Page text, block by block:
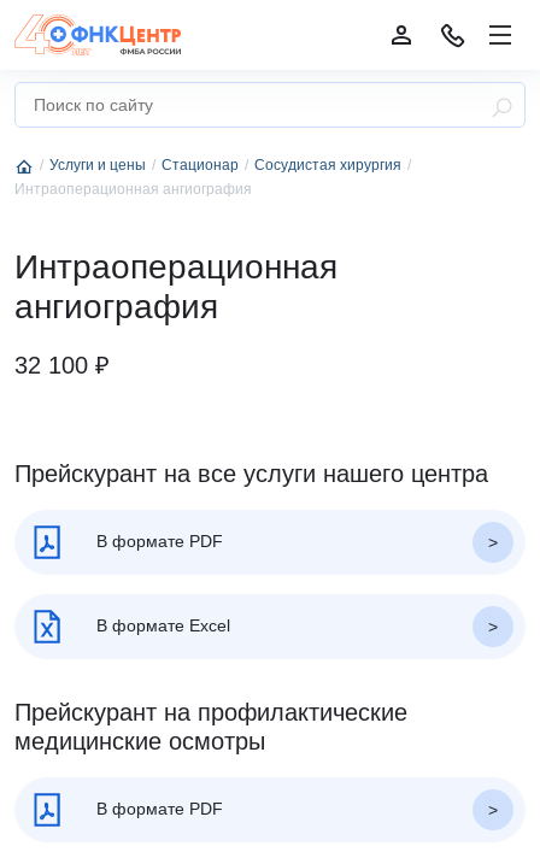
Услуги и цены Стационар
Сосудистая хирургия
Интраоперационная ангиография
Интраоперационная
ангиография
32 100 ₽
Прейскурант на все услуги нашего центра
В формате PDF
В формате Excel
Прейскурант на профилактические
медицинские осмотры
В формате PDF